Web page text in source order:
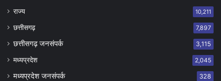
राज्य 10,211
छत्तीसगढ़ 7,897
छत्तीसगढ़ जनसंपर्क 3,115
मध्यप्रदेश 2,045
मध्यप्रदेश जनसंपर्क 328